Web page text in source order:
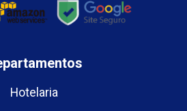
Hotelaria